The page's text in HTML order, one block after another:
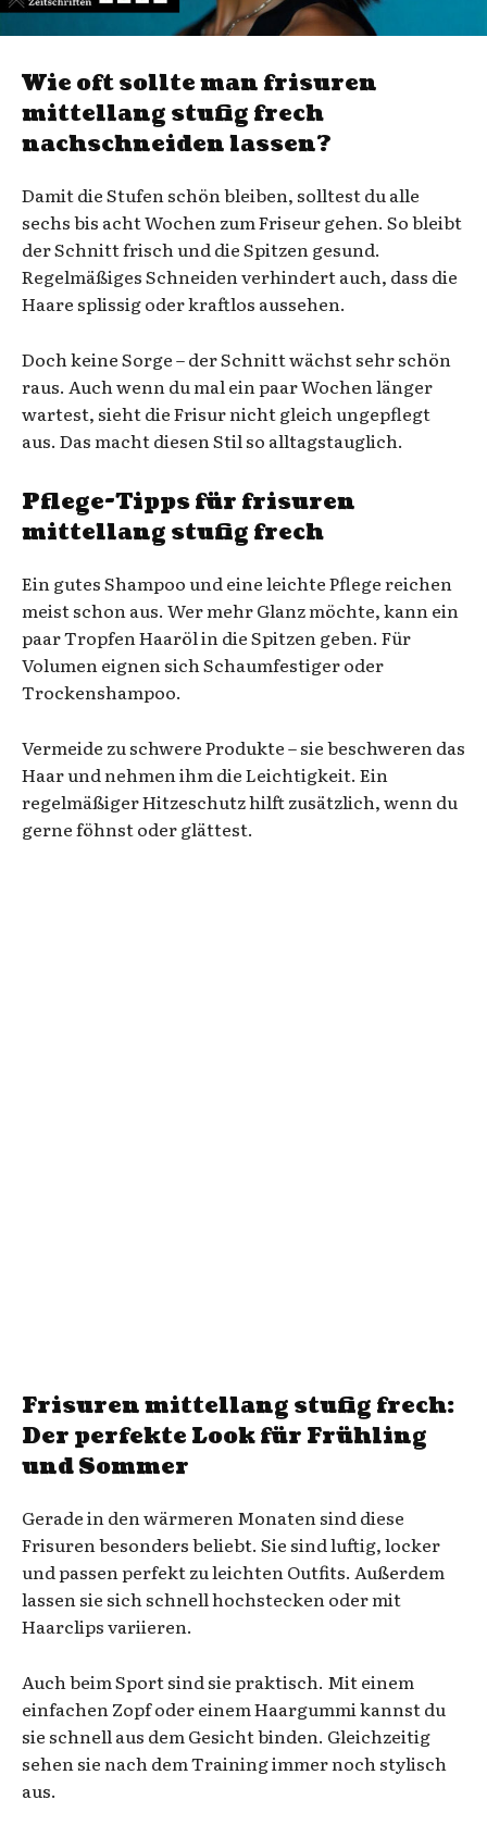
Wie oft sollte man frisuren
mittellang stufig frech
nachschneiden lassen?
Damit die Stufen schön bleiben, solltest du alle
sechs bis acht Wochen zum Friseur gehen. So bleibt
der Schnitt frisch und die Spitzen gesund.
Regelmäßiges Schneiden verhindert auch, dass die
Haare splissig oder kraftlos aussehen.
Doch keine Sorge – der Schnitt wächst sehr schön
raus. Auch wenn du mal ein paar Wochen länger
wartest, sieht die Frisur nicht gleich ungepflegt
aus. Das macht diesen Stil so alltagstauglich.
Pflege-Tipps für frisuren
mittellang stufig frech
Ein gutes Shampoo und eine leichte Pflege reichen
meist schon aus. Wer mehr Glanz möchte, kann ein
paar Tropfen Haaröl in die Spitzen geben. Für
Volumen eignen sich Schaumfestiger oder
Trockenshampoo.
Vermeide zu schwere Produkte – sie beschweren das
Haar und nehmen ihm die Leichtigkeit. Ein
regelmäßiger Hitzeschutz hilft zusätzlich, wenn du
gerne föhnst oder glättest.
Frisuren mittellang stufig frech:
Der perfekte Look für Frühling
und Sommer
Gerade in den wärmeren Monaten sind diese
Frisuren besonders beliebt. Sie sind luftig, locker
und passen perfekt zu leichten Outfits. Außerdem
lassen sie sich schnell hochstecken oder mit
Haarclips variieren.
Auch beim Sport sind sie praktisch. Mit einem
einfachen Zopf oder einem Haargummi kannst du
sie schnell aus dem Gesicht binden. Gleichzeitig
sehen sie nach dem Training immer noch stylisch
aus.